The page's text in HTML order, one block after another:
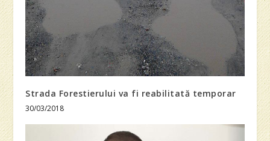
Strada Forestierului va fi reabilitată temporar
30/03/2018